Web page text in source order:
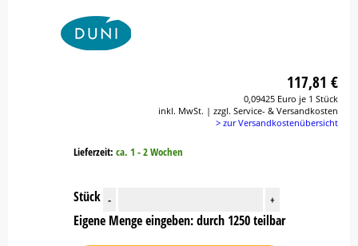
117,81 €
0,09425 Euro je 1 Stück
inkl. MwSt. | zzgl. Service- & Versandkosten
> zur Versandkostenübersicht
Lieferzeit: ca. 1 - 2 Wochen
Stück - +
Eigene Menge eingeben: durch 1250 teilbar